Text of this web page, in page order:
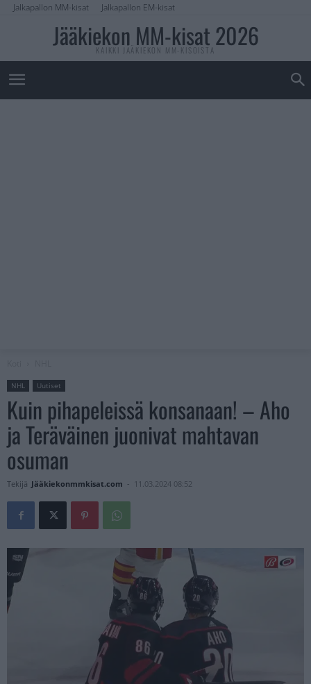
Jalkapallon MM-kisat Jalkapallon EM-kisat
Jääkiekon MM-kisat 2026
KAIKKI JÄÄKIEKON MM-KISOISTA
NHL Uutiset
Kuin pihapeleissä konsanaan! – Aho
ja Teräväinen juonivat mahtavan
osuman
Tekijä Jääkiekonmmkisat.com - 11.03.2024 08:52